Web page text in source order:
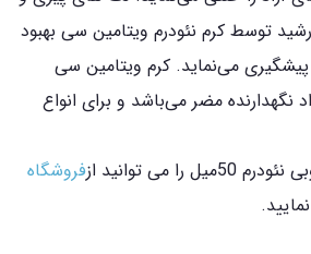
توسط کرم نئودرم ویتامین سی بهبود
پیشگیری می‌نماید. کرم ویتامین سی
نگهدارنده مضر می‌باشد و برای انواع
فروشگاه